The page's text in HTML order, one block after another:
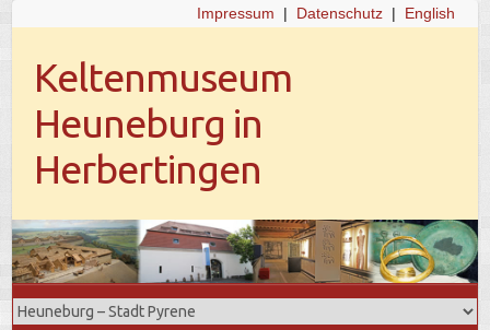
Impressum | Datenschutz| English
Keltenmuseum
Heuneburg in
Herbertingen